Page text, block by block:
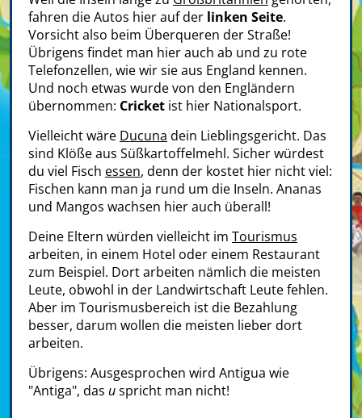
fahren die Autos hier auf der linken Seite.
Vorsicht also beim Überqueren der Straße!
Übrigens findet man hier auch ab und zu rote
Telefonzellen, wie wir sie aus England kennen.
Und noch etwas wurde von den Engländern
übernommen: Cricket ist hier Nationalsport.
Vielleicht wäre Ducuna dein Lieblingsgericht. Das
sind Klöße aus Süßkartoffelmehl. Sicher würdest
du viel Fisch essen, denn der kostet hier nicht viel:
Fischen kann man ja rund um die Inseln. Ananas
und Mangos wachsen hier auch überall!
Deine Eltern würden vielleicht im Tourismus
arbeiten, in einem Hotel oder einem Restaurant
zum Beispiel. Dort arbeiten nämlich die meisten
Leute, obwohl in der Landwirtschaft Leute fehlen.
Aber im Tourismusbereich ist die Bezahlung
besser, darum wollen die meisten lieber dort
arbeiten.
Übrigens: Ausgesprochen wird Antigua wie
"Antiga", das uspricht man nicht!